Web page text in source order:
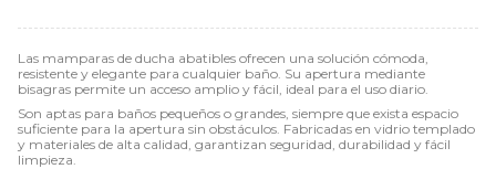
Las mamparas de ducha abatibles ofrecen una solución cómoda,
resistente y elegante para cualquier baño. Su apertura mediante
bisagras permite un acceso amplio y fácil, ideal para el uso diario.
Son aptas para baños pequeños o grandes, siempre que exista espacio
suficiente para la apertura sin obstáculos. Fabricadas en vidrio templado
y materiales de alta calidad, garantizan seguridad, durabilidad y fácil
limpieza.